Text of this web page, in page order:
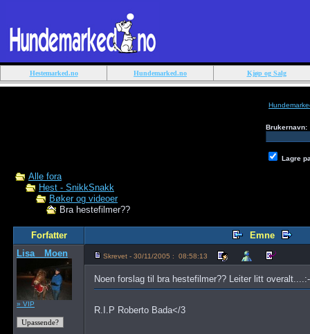
Hestemarked.no Hundemarked.no Kjøp og Salg
Brukernavn:
Lagre
Alle fora
Hest - SnikkSnakk
Bøker og videoer
Bra hestefilmer??
Forfatter
Emne
Lisa__Moen
» VIP
Skrevet - 30/11/2005 : 08:58:13
Noen forslag til bra hestefilmer?? Leiter litt
R.I.P Roberto Bada</3